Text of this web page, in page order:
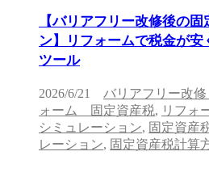
【バリアフリー改修後の
ン】リフォームで税金が
ツール
2026/6/21 バリアフリー改
ォーム 固定資産税, リフォ
シミュレーション, 固定資産
レーション, 固定資産税計算